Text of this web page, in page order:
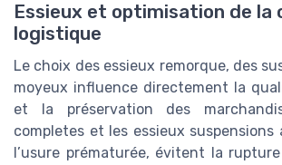
Essieux et optimisation de la
logistique
Le choix des essieux remorque, des
moyeux influence directement la
et la préservation des
completes et les essieux
l’usure prématurée, évitent la